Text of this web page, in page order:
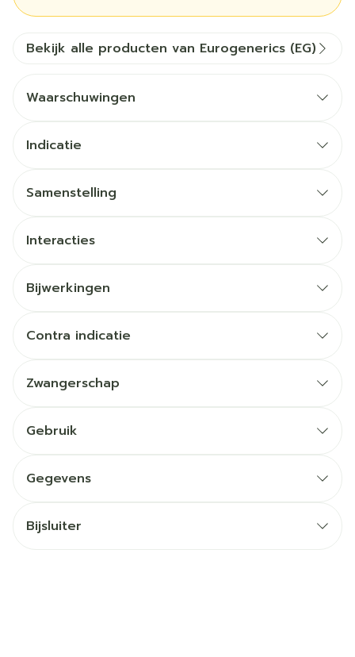
Bekijk alle producten van Eurogenerics (EG)
Waarschuwingen
Indicatie
Samenstelling
Interacties
Bijwerkingen
Contra indicatie
Zwangerschap
Gebruik
Gegevens
Bijsluiter